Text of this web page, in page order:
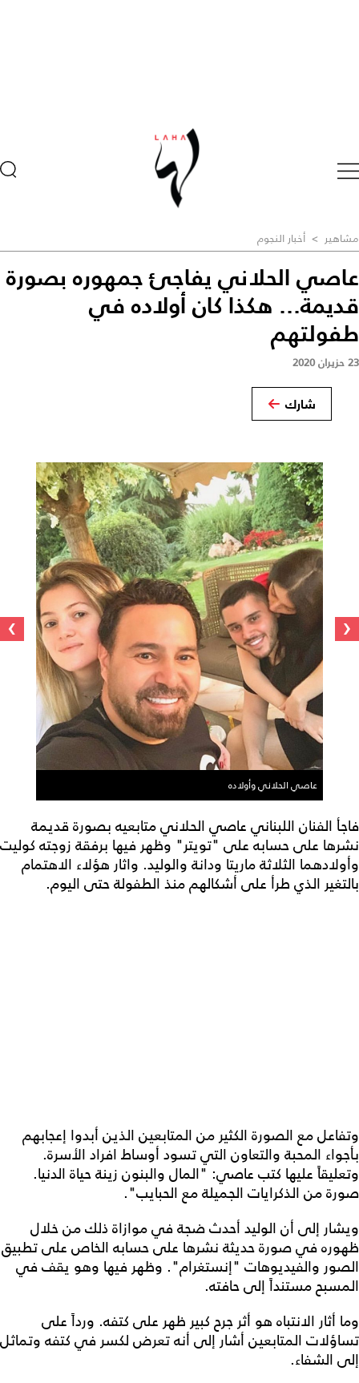
مشاهير > أخبار النجوم
عاصي الحلاني يفاجئ جمهوره بصورة
قديمة... هكذا كان أولاده في
طفولتهم
23 حزيران 2020
شارك
عاصي الحلاني وأولاده
‹
›
فاجأ الفنان اللبناني عاصي الحلاني متابعيه بصورة قديمة
نشرها على حسابه على "تويتر" وظهر فيها برفقة زوجته كوليت
وأولادهما الثلاثة ماريتا ودانة والوليد. واثار هؤلاء الاهتمام
بالتغير الذي طرأ على أشكالهم منذ الطفولة حتى اليوم.
وتفاعل مع الصورة الكثير من المتابعين الذين أبدوا إعجابهم
بأجواء المحبة والتعاون التي تسود أوساط افراد الأسرة.
وتعليقاً عليها كتب عاصي: "المال والبنون زينة حياة الدنيا.
صورة من الذكرايات الجميلة مع الحبايب".
ويشار إلى أن الوليد أحدث ضجة في موازاة ذلك من خلال
ظهوره في صورة حديثة نشرها على حسابه الخاص على تطبيق
الصور والفيديوهات "إنستغرام". وظهر فيها وهو يقف في
المسبح مستنداً إلى حافته.
وما أثار الانتباه هو أثر جرح كبير ظهر على كتفه. ورداً على
تساؤلات المتابعين أشار إلى أنه تعرض لكسر في كتفه وتماثل
إلى الشفاء.